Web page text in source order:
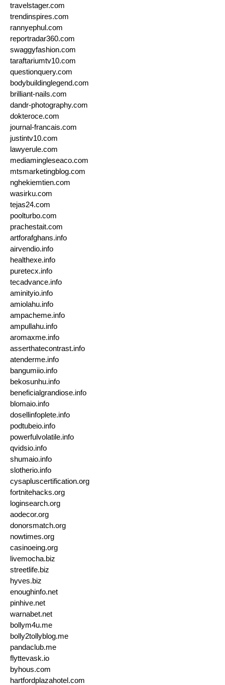
travelstager.com
trendinspires.com
rannyephul.com
reportradar360.com
swaggyfashion.com
taraftariumtv10.com
questionquery.com
bodybuildinglegend.com
brilliant-nails.com
dandr-photography.com
dokteroce.com
journal-francais.com
justintv10.com
lawyerule.com
mediamingleseaco.com
mtsmarketingblog.com
nghekiemtien.com
wasirku.com
tejas24.com
poolturbo.com
prachestait.com
artforafghans.info
airvendio.info
healthexe.info
puretecx.info
tecadvance.info
aminityio.info
amiolahu.info
ampacheme.info
ampullahu.info
aromaxme.info
asserthatecontrast.info
atenderme.info
bangumiio.info
bekosunhu.info
beneficialgrandiose.info
blomaio.info
dosellinfoplete.info
podtubeio.info
powerfulvolatile.info
qvidsio.info
shumaio.info
slotherio.info
cysapluscertification.org
fortnitehacks.org
loginsearch.org
aodecor.org
donorsmatch.org
nowtimes.org
casinoeing.org
livemocha.biz
streetlife.biz
hyves.biz
enoughinfo.net
pinhive.net
warnabet.net
bollym4u.me
bolly2tollyblog.me
pandaclub.me
flyttevask.io
byhous.com
hartfordplazahotel.com